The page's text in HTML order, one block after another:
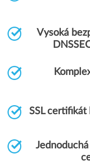
Vysoká
SSL